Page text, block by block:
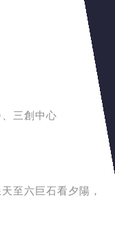
三創中心
至六巨石看夕陽，